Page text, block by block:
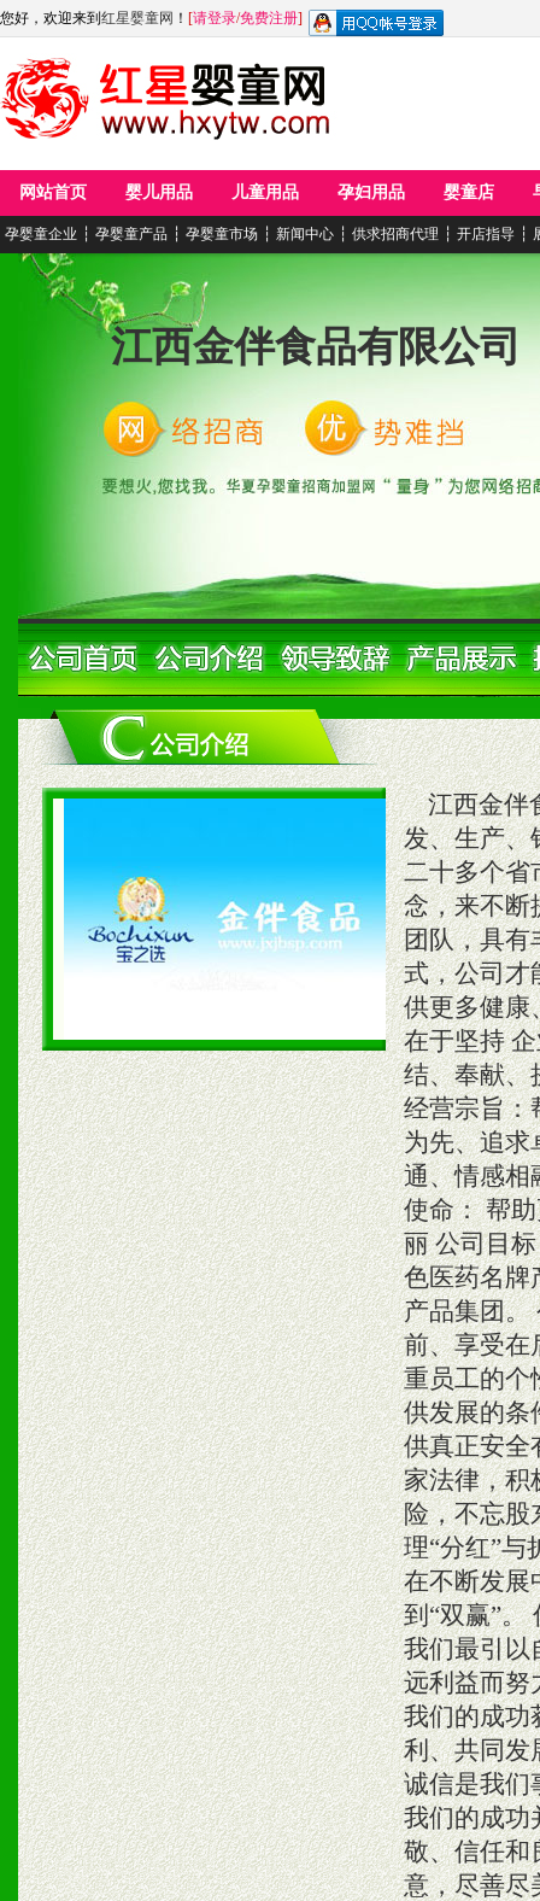
您好，欢迎来到 红星婴童网 ！ [请登录/免费注册]
网站首页 婴儿用品 儿童用品 孕妇用品 婴童店
孕婴童企业 ┆ 孕婴童产品 ┆ 孕婴童市场 ┆ 新闻中心 ┆ 供求招商代理 ┆ 开店指导 ┆
江西金伴食品有限公司
江西金伴
发、生产、
二十多个省
念，来不断
团队，具有
式，公司才
供更多健康
在于坚持
结、奉献、
经营宗旨：
为先、追求
通、情感相
使命： 帮
丽 公司目
色医药名牌
产品集团。
前、享受在
重员工的个
供发展的条
供真正安全
家法律，积
险，不忘股
理“分红”与
在不断发展
到“双赢”。
我们最引以
远利益而努
我们的成功
利、共同发
诚信是我们
我们的成功
敬、信任和
意，尽善尽